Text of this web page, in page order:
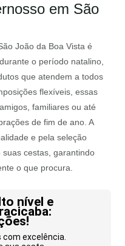
em São
João da Boa Vista é
o período natalino,
que atendem a todos
flexíveis, essas
familiares ou até
de fim de ano. A
e pela seleção
cestas, garantindo
o que procura.
nível e
excelência.